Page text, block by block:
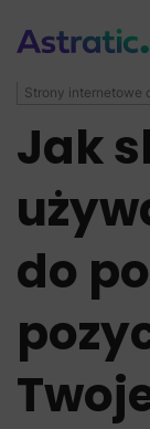
Strony internetowe
Jak
do